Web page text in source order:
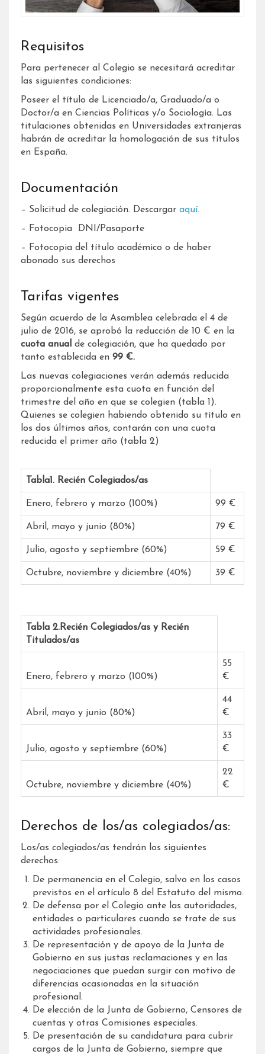
Requisitos
Para pertenecer al Colegio se necesitará acreditar
las siguientes condiciones:
Poseer el título de Licenciado/a, Graduado/a o
Doctor/a en Ciencias Políticas y/o Sociología. Las
titulaciones obtenidas en Universidades extranjeras
habrán de acreditar la homologación de sus títulos
en España.
Documentación
– Solicitud de colegiación. Descargar aquí.
– Fotocopia DNI/Pasaporte
– Fotocopia del título académico o de haber
abonado sus derechos
Tarifas vigentes
Según acuerdo de la Asamblea celebrada el 4 de
julio de 2016, se aprobó la reducción de 10 € en la
cuota anual de colegiación, que ha quedado por
tanto establecida en 99 €.
Las nuevas colegiaciones verán además reducida
proporcionalmente esta cuota en función del
trimestre del año en que se colegien (tabla 1).
Quienes se colegien habiendo obtenido su título en
los dos últimos años, contarán con una cuota
reducida el primer año (tabla 2)
Tabla1. Recién Colegiados/as
Enero, febrero y marzo (100%) 99 €
Abril, mayo y junio (80%) 79 €
Julio, agosto y septiembre (60%) 59 €
Octubre, noviembre y diciembre (40%) 39 €
Tabla 2.Recién Colegiados/as y Recién
Titulados/as
Enero, febrero y marzo (100%)
55
€
Abril, mayo y junio (80%)
44
€
Julio, agosto y septiembre (60%)
33
€
Octubre, noviembre y diciembre (40%)
22
€
Derechos de los/as colegiados/as:
Los/as colegiados/as tendrán los siguientes
derechos:
De permanencia en el Colegio, salvo en los casos
previstos en el artículo 8 del Estatuto del mismo.
De defensa por el Colegio ante las autoridades,
entidades o particulares cuando se trate de sus
actividades profesionales.
De representación y de apoyo de la Junta de
Gobierno en sus justas reclamaciones y en las
negociaciones que puedan surgir con motivo de
diferencias ocasionadas en la situación
profesional.
De elección de la Junta de Gobierno, Censores de
cuentas y otras Comisiones especiales.
De presentación de su candidatura para cubrir
cargos de la Junta de Gobierno, siempre que